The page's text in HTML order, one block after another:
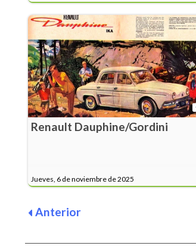
Renault Dauphine/Gordini
Jueves, 6 de noviembre de 2025
Anterior